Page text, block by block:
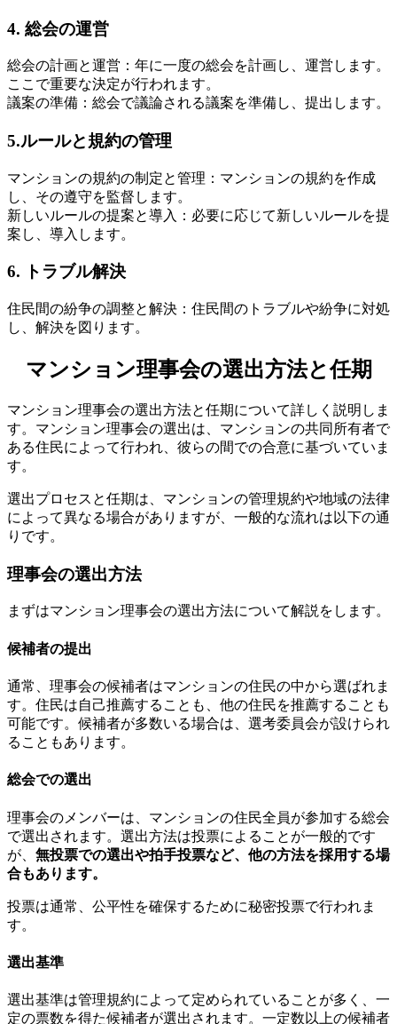
6. トラブル解決
マンション理事会の選出方法と任期
理事会の選出方法
4. 総会の運営
総会の計画と運営：年に一度の総会を計画し、運営します。
ここで重要な決定が行われます。
議案の準備：総会で議論される議案を準備し、提出します。
5.ルールと規約の管理
マンションの規約の制定と管理：マンションの規約を作成
し、その遵守を監督します。
新しいルールの提案と導入：必要に応じて新しいルールを提
案し、導入します。
6. トラブル解決
住民間の紛争の調整と解決：住民間のトラブルや紛争に対処
し、解決を図ります。
マンション理事会の選出方法と任期
マンション理事会の選出方法と任期について詳しく説明しま
す。マンション理事会の選出は、マンションの共同所有者で
ある住民によって行われ、彼らの間での合意に基づいていま
す。
選出プロセスと任期は、マンションの管理規約や地域の法律
によって異なる場合がありますが、一般的な流れは以下の通
りです。
理事会の選出方法
まずはマンション理事会の選出方法について解説をします。
候補者の提出
通常、理事会の候補者はマンションの住民の中から選ばれま
す。住民は自己推薦することも、他の住民を推薦することも
可能です。候補者が多数いる場合は、選考委員会が設けられ
ることもあります。
総会での選出
理事会のメンバーは、マンションの住民全員が参加する総会
で選出されます。選出方法は投票によることが一般的です
が、 無投票での選出や拍手投票など、他の方法を採用する場
合もあります。
投票は通常、公平性を確保するために秘密投票で行われま
す。
選出基準
選出基準は管理規約によって定められていることが多く、一
定の票数を得た候補者が選出されます。一定数以上の候補者